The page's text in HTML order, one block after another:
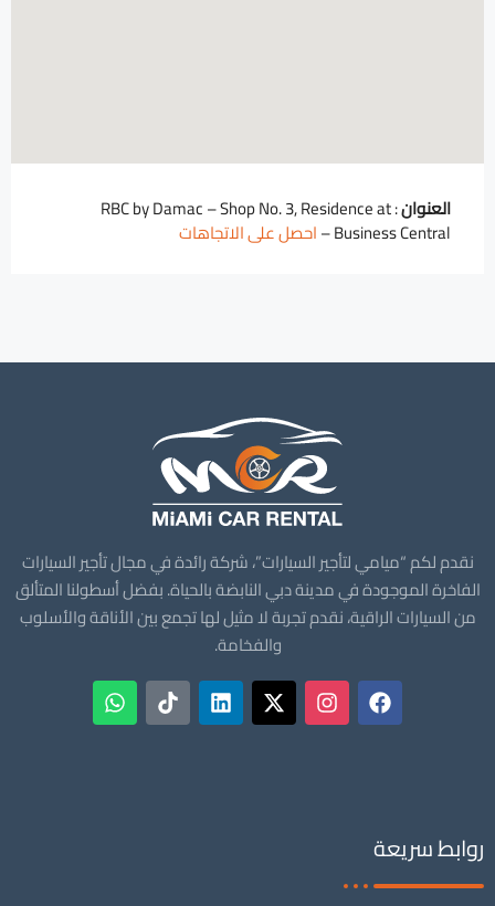
العنوان : RBC by Damac – Shop No. 3, Residence at
Business Central – احصل على الاتجاهات
نقدم لكم “ميامي لتأجير السيارات”، شركة رائدة في مجال تأجير السيارات
الفاخرة الموجودة في مدينة دبي النابضة بالحياة. بفضل أسطولنا المتألق
من السيارات الراقية، نقدم تجربة لا مثيل لها تجمع بين الأناقة والأسلوب
والفخامة.
روابط سريعة